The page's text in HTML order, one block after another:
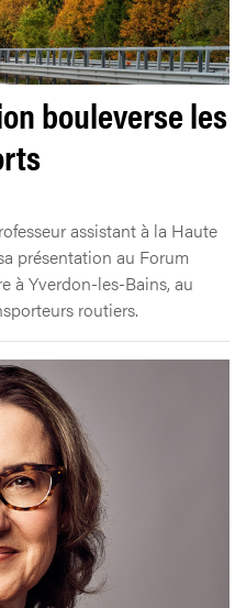
bouleverse les
assistant à la Haute
présentation au Forum
à Yverdon-les-Bains, au
routiers.